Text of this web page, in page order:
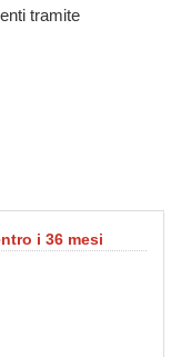
tramite
i 36 mesi